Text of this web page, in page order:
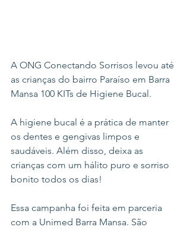
A ONG Conectando Sorrisos levou até
as crianças do bairro Paraíso em Barra
Mansa 100 KITs de Higiene Bucal.
A higiene bucal é a prática de manter
os dentes e gengivas limpos e
saudáveis. Além disso, deixa as
crianças com um hálito puro e sorriso
bonito todos os dias!
Essa campanha foi feita em parceria
com a Unimed Barra Mansa. São